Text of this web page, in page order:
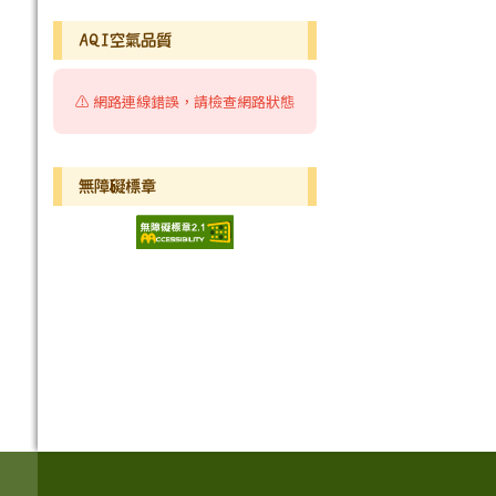
AQI空氣品質
⚠️ 網路連線錯誤，請檢查網路狀態
無障礙標章